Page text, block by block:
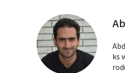
ks